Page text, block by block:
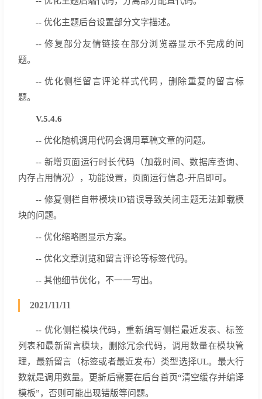
-- 优化主题后台设置部分文字描述。
-- 修复部分友情链接在部分浏览器显示不完成的问
题。
-- 优化侧栏留言评论样式代码，删除重复的留言标
题。
V.5.4.6
-- 优化随机调用代码会调用草稿文章的问题。
-- 新增页面运行时长代码（加载时间、数据库查询、
内存占用情况），功能设置，页面运行信息-开启即可。
-- 修复侧栏自带模块ID错误导致关闭主题无法卸载模
块的问题。
-- 优化缩略图显示方案。
-- 优化文章浏览和留言评论等标签代码。
-- 其他细节优化，不一一写出。
2021/11/11
-- 优化侧栏模块代码，重新编写侧栏最近发表、标签
列表和最新留言模块，删除冗余代码，调用数量在模块管
理，最新留言（标签或者最近发布）类型选择UL。最大行
数就是调用数量。更新后需要在后台首页“清空缓存并编译
模板”，否则可能出现错版等问题。